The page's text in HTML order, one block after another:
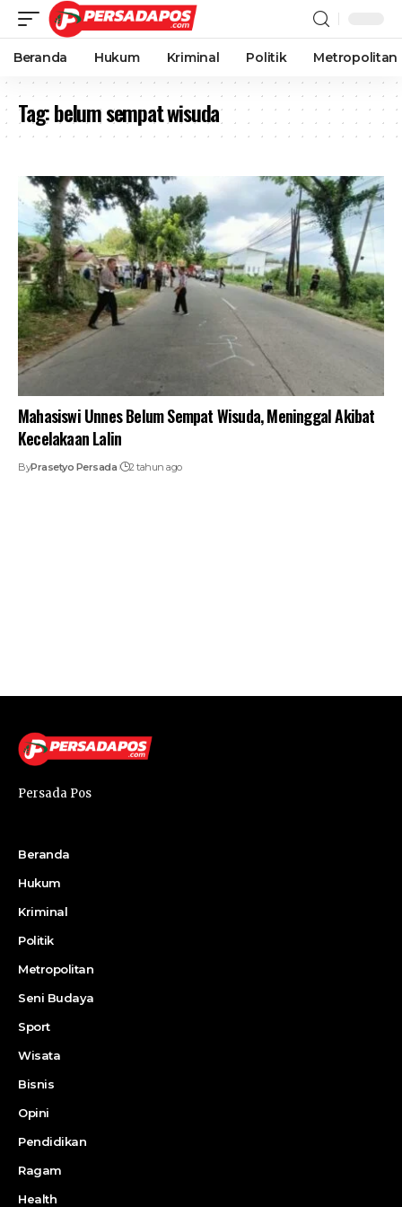
Beranda Hukum Kriminal Politik Metropolitan
Tag:belum sempat wisuda
Mahasiswi Unnes Belum Sempat Wisuda, Meninggal Akibat
Kecelakaan Lalin
ByPrasetyo Persada 2 tahun ago
Persada Pos
Beranda
Hukum
Kriminal
Politik
Metropolitan
Seni Budaya
Sport
Wisata
Bisnis
Opini
Pendidikan
Ragam
Health